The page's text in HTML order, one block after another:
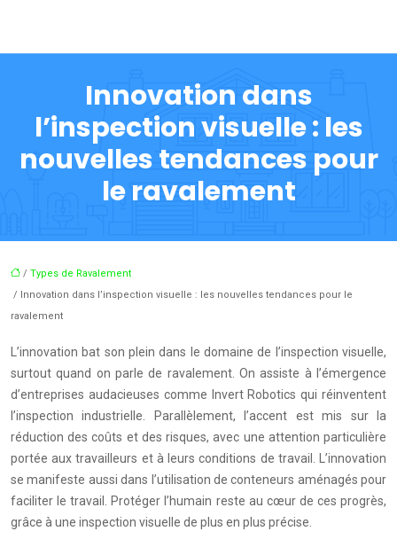
Innovation dans
l’inspection visuelle : les
nouvelles tendances pour
le ravalement
/ Types de Ravalement
/ Innovation dans l’inspection visuelle : les nouvelles tendances pour le
ravalement
L’innovation bat son plein dans le domaine de l’inspection visuelle,
surtout quand on parle de ravalement. On assiste à l’émergence
d’entreprises audacieuses comme Invert Robotics qui réinventent
l’inspection industrielle. Parallèlement, l’accent est mis sur la
réduction des coûts et des risques, avec une attention particulière
portée aux travailleurs et à leurs conditions de travail. L’innovation
se manifeste aussi dans l’utilisation de conteneurs aménagés pour
faciliter le travail. Protéger l’humain reste au cœur de ces progrès,
grâce à une inspection visuelle de plus en plus précise.